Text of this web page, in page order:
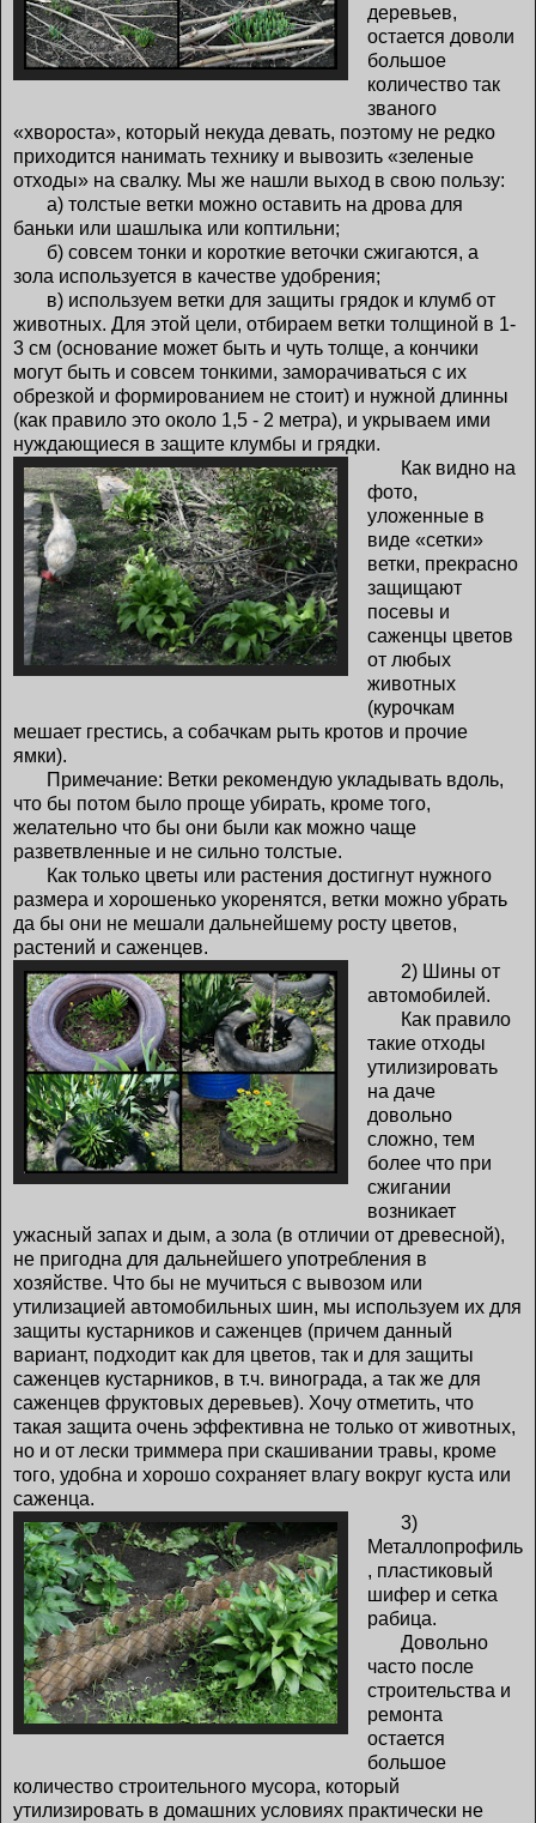
деревьев,
остается доволи
большое
количество так
званого
«хвороста», который некуда девать, поэтому не редко
приходится нанимать технику и вывозить «зеленые
отходы» на свалку. Мы же нашли выход в свою пользу:
а) толстые ветки можно оставить на дрова для
баньки или шашлыка или коптильни;
б) совсем тонки и короткие веточки сжигаются, а
зола используется в качестве удобрения;
в) используем ветки для защиты грядок и клумб от
животных. Для этой цели, отбираем ветки толщиной в 1-
3 см (основание может быть и чуть толще, а кончики
могут быть и совсем тонкими, заморачиваться с их
обрезкой и формированием не стоит) и нужной длинны
(как правило это около 1,5 - 2 метра), и укрываем ими
нуждающиеся в защите клумбы и грядки.
Как видно на
фото,
уложенные в
виде «сетки»
ветки, прекрасно
защищают
посевы и
саженцы цветов
от любых
животных
(курочкам
мешает грестись, а собачкам рыть кротов и прочие
ямки).
Примечание: Ветки рекомендую укладывать вдоль,
что бы потом было проще убирать, кроме того,
желательно что бы они были как можно чаще
разветвленные и не сильно толстые.
Как только цветы или растения достигнут нужного
размера и хорошенько укоренятся, ветки можно убрать
да бы они не мешали дальнейшему росту цветов,
растений и саженцев.
2) Шины от
автомобилей.
Как правило
такие отходы
утилизировать
на даче
довольно
сложно, тем
более что при
сжигании
возникает
ужасный запах и дым, а зола (в отличии от древесной),
не пригодна для дальнейшего употребления в
хозяйстве. Что бы не мучиться с вывозом или
утилизацией автомобильных шин, мы используем их для
защиты кустарников и саженцев (причем данный
вариант, подходит как для цветов, так и для защиты
саженцев кустарников, в т.ч. винограда, а так же для
саженцев фруктовых деревьев). Хочу отметить, что
такая защита очень эффективна не только от животных,
но и от лески триммера при скашивании травы, кроме
того, удобна и хорошо сохраняет влагу вокруг куста или
саженца.
3)
Металлопрофиль
, пластиковый
шифер и сетка
рабица.
Довольно
часто после
строительства и
ремонта
остается
большое
количество строительного мусора, который
утилизировать в домашних условиях практически не